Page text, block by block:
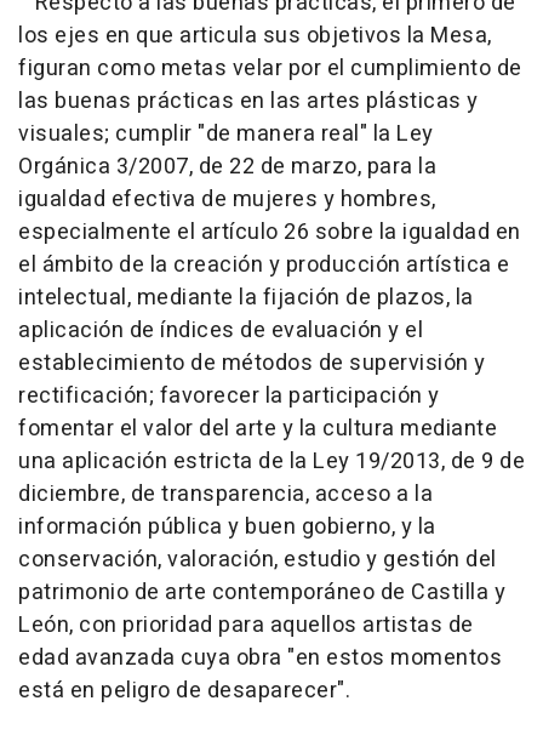
los ejes en que articula sus objetivos la Mesa,
figuran como metas velar por el cumplimiento de
las buenas prácticas en las artes plásticas y
visuales; cumplir "de manera real" la Ley
Orgánica 3/2007, de 22 de marzo, para la
igualdad efectiva de mujeres y hombres,
especialmente el artículo 26 sobre la igualdad en
el ámbito de la creación y producción artística e
intelectual, mediante la fijación de plazos, la
aplicación de índices de evaluación y el
establecimiento de métodos de supervisión y
rectificación; favorecer la participación y
fomentar el valor del arte y la cultura mediante
una aplicación estricta de la Ley 19/2013, de 9 de
diciembre, de transparencia, acceso a la
información pública y buen gobierno, y la
conservación, valoración, estudio y gestión del
patrimonio de arte contemporáneo de Castilla y
León, con prioridad para aquellos artistas de
edad avanzada cuya obra "en estos momentos
está en peligro de desaparecer".